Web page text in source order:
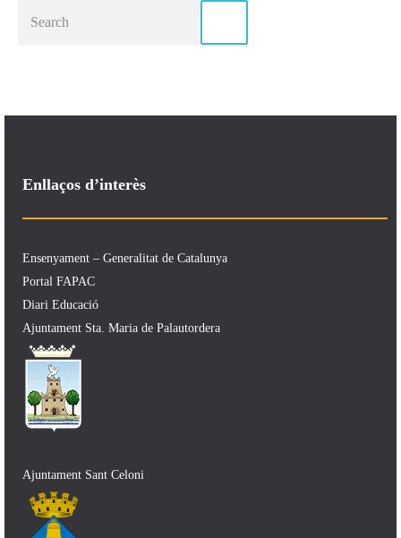
Enllaços d’interès
Ensenyament – Generalitat de Catalunya
Portal FAPAC
Diari Educació
Ajuntament Sta. Maria de Palautordera
Ajuntament Sant Celoni